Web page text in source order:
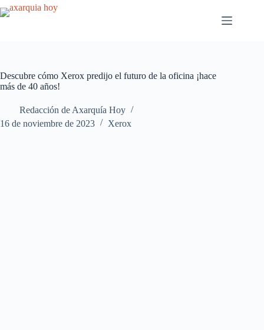
Saltar
al
Descubre cómo Xerox predijo el futuro de la oficina ¡hace
más de 40 años!
Redacción de Axarquía Hoy
16 de noviembre de 2023
Xerox